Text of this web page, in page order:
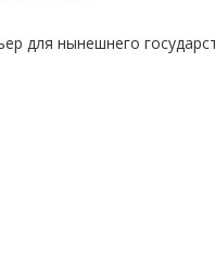
для нынешнего